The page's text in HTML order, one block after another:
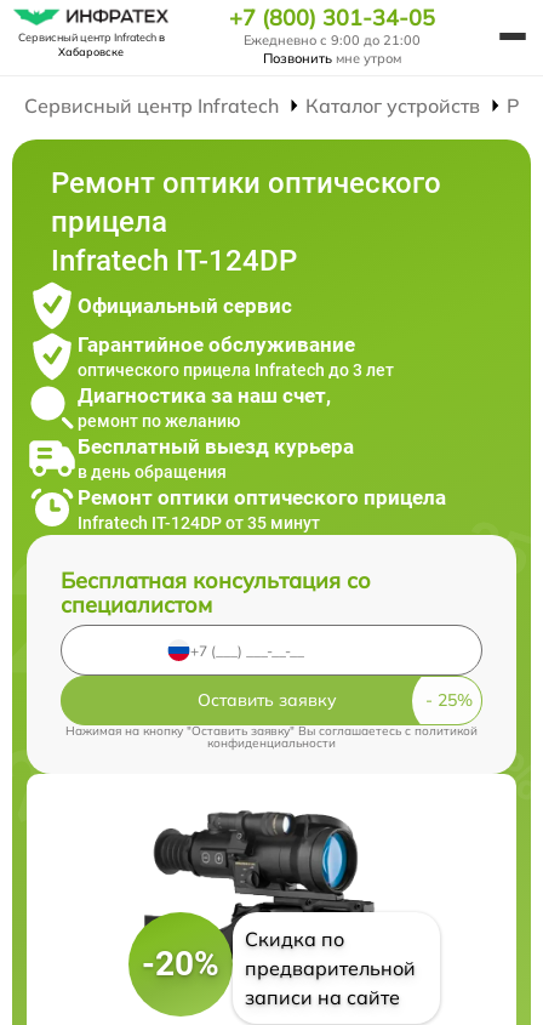
Сервисный центр Infratechв
Хабаровске
+7 (800) 301-34-05
Ежедневно с 9:00 до 21:00
Позвонить мне утром
Сервисный центр Infratech Каталог устройств
Ремонт оптики оптического
прицела
Infratech IT-124DP
Официальный сервис
Гарантийное обслуживание
оптического прицела Infratech до 3 лет
Диагностика за наш счет,
ремонт по желанию
Бесплатный выезд курьера
в день обращения
Ремонт оптики оптического прицела
Infratech IT-124DP от 35 минут
Бесплатная консультация со
специалистом
Оставить заявку
Нажимая на кнопку "Оставить заявку" Вы соглашаетесь cполитикой
конфиденциальности
-20%
Скидка по
предварительной
записи на сайте